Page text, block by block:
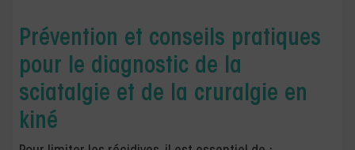
Prévention et conseils pratiques
pour le diagnostic de la
sciatalgie et de la cruralgie en
kiné